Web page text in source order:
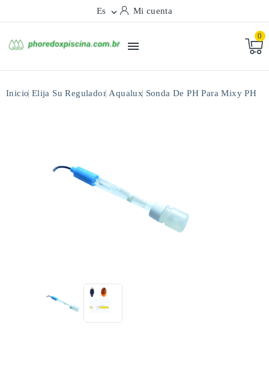
Es  Mi cuenta

0
Inicio Elija Su Regulador Aqualux Sonda De PH Para Mixy PH